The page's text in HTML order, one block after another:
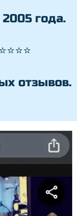
года.
отзывов.